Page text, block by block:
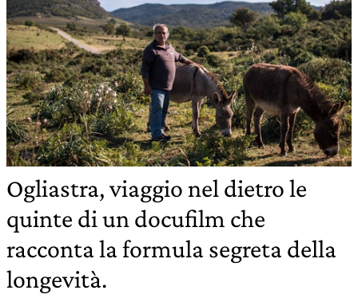
Ogliastra, viaggio nel dietro le
quinte di un docufilm che
racconta la formula segreta della
longevità.